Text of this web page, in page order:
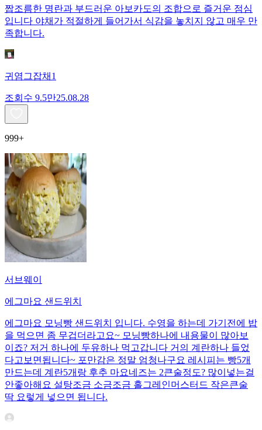
짭조름한 명란과 부드러운 아보카도의 조합으로 즐거운 점심
입니다 야채가 적절하게 들어가서 식감을 놓치지 않고 매우 만
족합니다.
귀염그잡채1
조회수 9.5만25.08.28
999+
서브웨이
에그마요 샌드위치
에그마요 모닝빵 샌드위치 입니다. 수영을 하는데 가기전에 밥
을 먹으면 좀 무겁더라고요~ 모닝빵하나에 내용물이 많아보
이죠? 저거 하나에 두유하나 먹고갑니다 거의 계란하나 들었
다고보면됩니다~ 포만감은 정말 엄청나구요 레시피는 빵5개
만드는데 계란5개랑 후추 마요네즈는 2큰술정도? 많이넣는걸
안좋아해요 설탕조금 소금조금 홀그레인머스터드 작은큰술
딱 요렇게 넣으면 됩니다.